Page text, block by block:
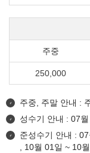
주중
250,000
주중, 주말 안내 :
성수기 안내 : 07
준성수기 안내 :
, 10월 01일 ~ 10